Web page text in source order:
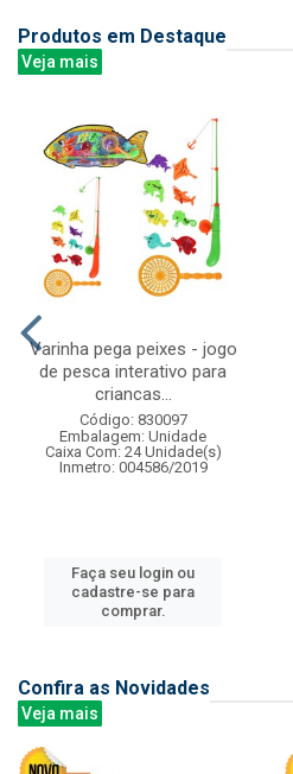
Produtos em Destaque
Veja mais
Varinha pega peixes - jogo
de pesca interativo para
criancas...
Código: 830097
Embalagem: Unidade
Caixa Com: 24 Unidade(s)
Inmetro: 004586/2019
Faça seu login ou
cadastre-se para
comprar.
Confira as Novidades
Veja mais